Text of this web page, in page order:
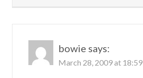
bowie says:
March 28, 2009 at 18:59